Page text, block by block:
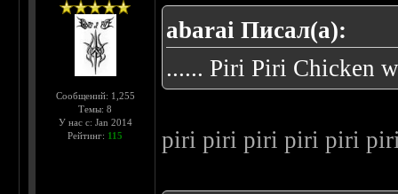
Сообщений: 1,255
Темы: 8
У нас с: Jan 2014
Рейтинг: 115
abarai Писал(а):
...... Piri Piri Chicken
piri piri piri piri piri